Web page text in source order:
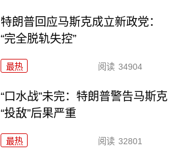
特朗普回应马斯克成立新政党：
“完全脱轨失控”
最热 阅读 34904
“口水战”未完：特朗普警告马斯克
“投敌”后果严重
最热 阅读 32801